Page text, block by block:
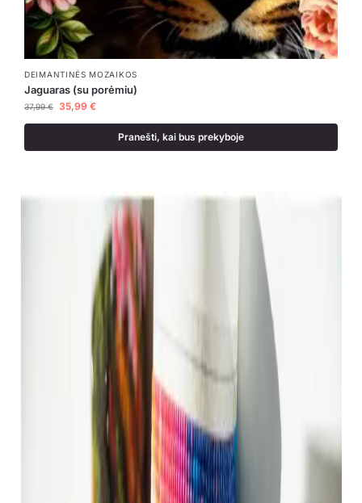
DEIMANTINĖS MOZAIKOS
Jaguaras (su porėmiu)
37,99€ 35,99 €
Pranešti, kai bus prekyboje